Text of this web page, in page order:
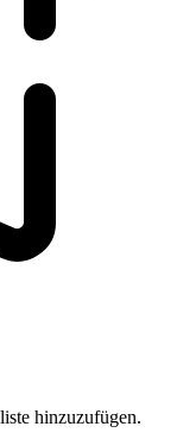
hinzuzufügen.